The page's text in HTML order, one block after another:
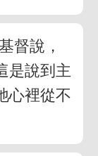
督說，
是說到主
心裡從不